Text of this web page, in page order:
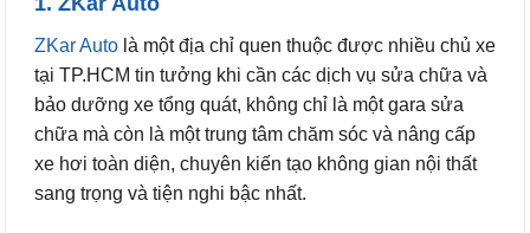
ZKar Auto là một địa chỉ quen thuộc được nhiều chủ xe
tại TP.HCM tin tưởng khi cần các dịch vụ sửa chữa và
bảo dưỡng xe tổng quát, không chỉ là một gara sửa
chữa mà còn là một trung tâm chăm sóc và nâng cấp
xe hơi toàn diện, chuyên kiến tạo không gian nội thất
sang trọng và tiện nghi bậc nhất.